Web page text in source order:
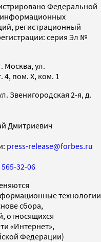
Федеральной
информационных
регистрационный
серия Эл №
Москва, ул.
4, пом. X, ком. 1
Звенигородская 2-я, д.
Дмитриевич
press-release@forbes.ru
32-06
технологии
сбора,
относящихся
«Интернет»,
Федерации)